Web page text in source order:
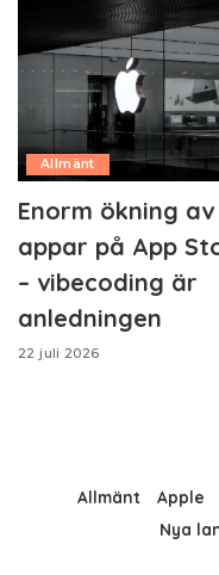
Allmänt
Enorm ökning av
appar på App
– vibecoding är
anledningen
22 juli 2026
Allmänt Apple
Nya